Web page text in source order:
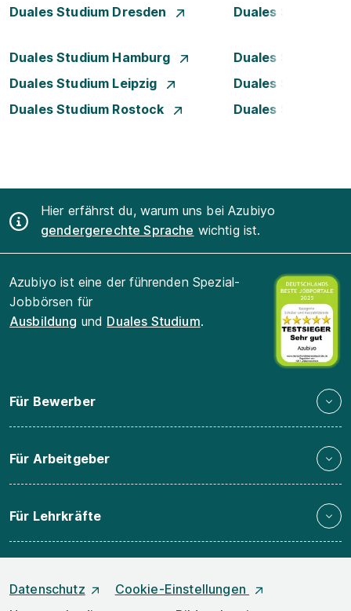
Duales Studium Dresden
Duales Studium
Duales Studium Hamburg
Duales Studium
Duales Studium Leipzig
Duales Studium
Duales Studium Rostock
Duales Studium
Hier erfährst du, warum uns bei Azubiyo
gendergerechte Sprache wichtig ist.
Azubiyo ist eine der führenden Spezial-
Jobbörsen für
Ausbildung und Duales Studium.
Für Bewerber
Für Arbeitgeber
Für Lehrkräfte
Datenschutz
Cookie-Einstellungen